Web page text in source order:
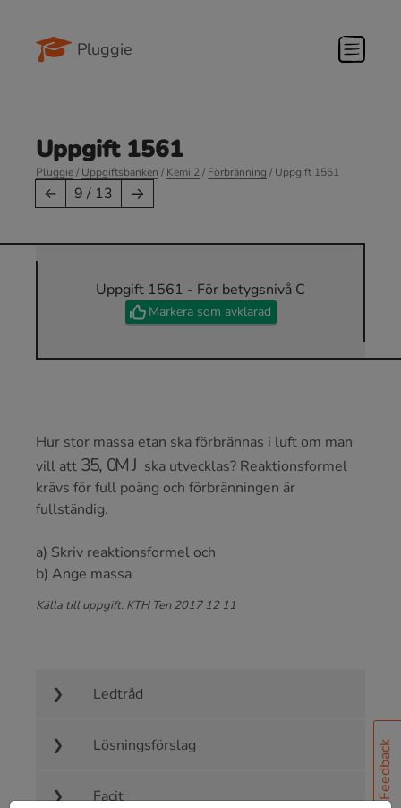
Pluggie
Feedback
Uppgift 1561
Pluggie/Uppgiftsbanken /Kemi 2/Förbränning / Uppgift 1561
← 9 / 13 →
Uppgift 1561 - För betygsnivå C
Markera som avklarad
Hur stor massa etan ska förbrännas i luft om man
vill att
35,0MJ
ska utvecklas? Reaktionsformel
krävs för full poäng och förbränningen är
fullständig.
a) Skriv reaktionsformel och
b) Ange massa
Källa till uppgift: KTH Ten 2017 12 11
Ledtråd
Lösningsförslag
Facit